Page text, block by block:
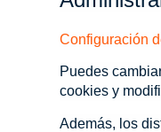
Configuración
Puedes
cookies y
Además, los